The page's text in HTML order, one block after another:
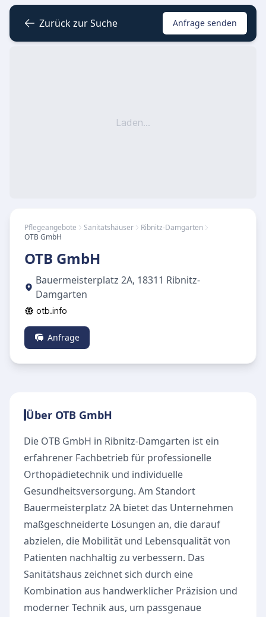
Zurück zur Suche Anfrage senden
Laden...
Pflegeangebote Sanitätshäuser
Ribnitz-Damgarten
OTB GmbH
OTB GmbH
Bauermeisterplatz 2A, 18311 Ribnitz-
Damgarten
otb.info
Anfrage
Über OTB GmbH
Die OTB GmbH in Ribnitz-Damgarten ist ein
erfahrener Fachbetrieb für professionelle
Orthopädietechnik und individuelle
Gesundheitsversorgung. Am Standort
Bauermeisterplatz 2A bietet das Unternehmen
maßgeschneiderte Lösungen an, die darauf
abzielen, die Mobilität und Lebensqualität von
Patienten nachhaltig zu verbessern. Das
Sanitätshaus zeichnet sich durch eine
Kombination aus handwerklicher Präzision und
moderner Technik aus, um passgenaue